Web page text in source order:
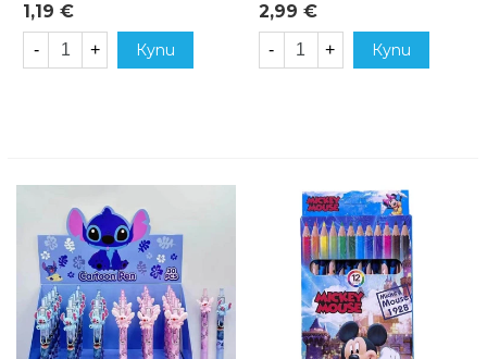
1,19 €
- + Купи
2,99 €
- + Купи